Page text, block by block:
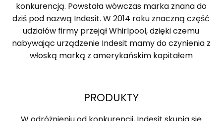
konkurencją. Powstała wówczas marka znana do
dziś pod nazwą Indesit. W 2014 roku znaczną część
udziałów firmy przejął Whirlpool, dzięki czemu
nabywając urządzenie Indesit mamy do czynienia z
włoską marką z amerykańskim kapitałem
PRODUKTY